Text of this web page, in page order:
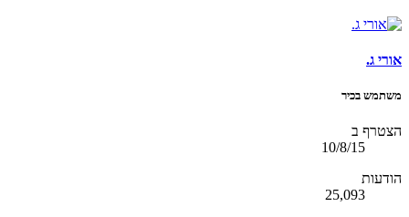
אורי ג.
משתמש בכיר
הצטרף ב
10/8/15
הודעות
25,093